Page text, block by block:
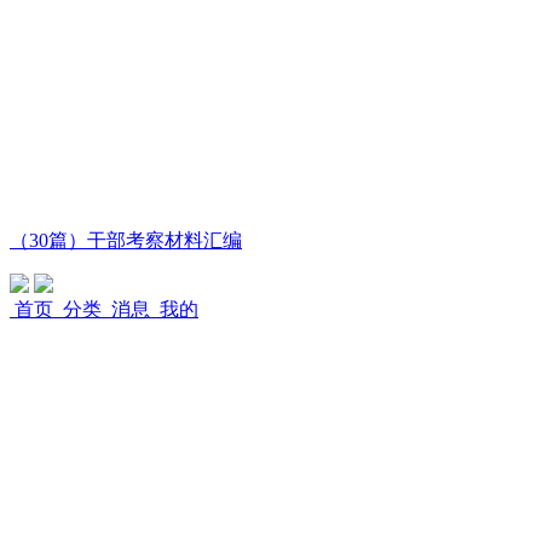
（30篇）干部考察材料汇编
首页 分类 消息 我的